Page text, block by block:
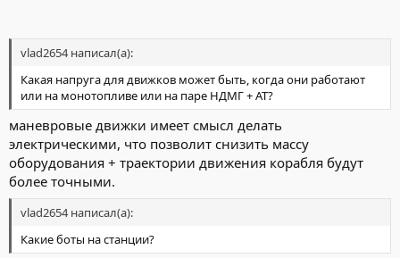
vlad2654 написал(а):
Какая напруга для движков может быть, когда они работают
или на монотопливе или на паре НДМГ + АТ?
маневровые движки имеет смысл делать
электрическими, что позволит снизить массу
оборудования + траектории движения корабля будут
более точными.
vlad2654 написал(а):
Какие боты на станции?